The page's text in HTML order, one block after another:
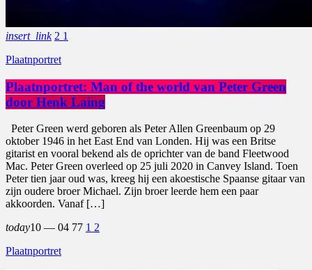
insert_link 2 1
Plaatnportret
Plaatnportret: Man of the world van Peter Green
door Henk Laing
Peter Green werd geboren als Peter Allen Greenbaum op 29
oktober 1946 in het East End van Londen. Hij was een Britse
gitarist en vooral bekend als de oprichter van de band Fleetwood
Mac. Peter Green overleed op 25 juli 2020 in Canvey Island. Toen
Peter tien jaar oud was, kreeg hij een akoestische Spaanse gitaar van
zijn oudere broer Michael. Zijn broer leerde hem een paar
akkoorden. Vanaf […]
today10 — 04 77 1 2
Plaatnportret